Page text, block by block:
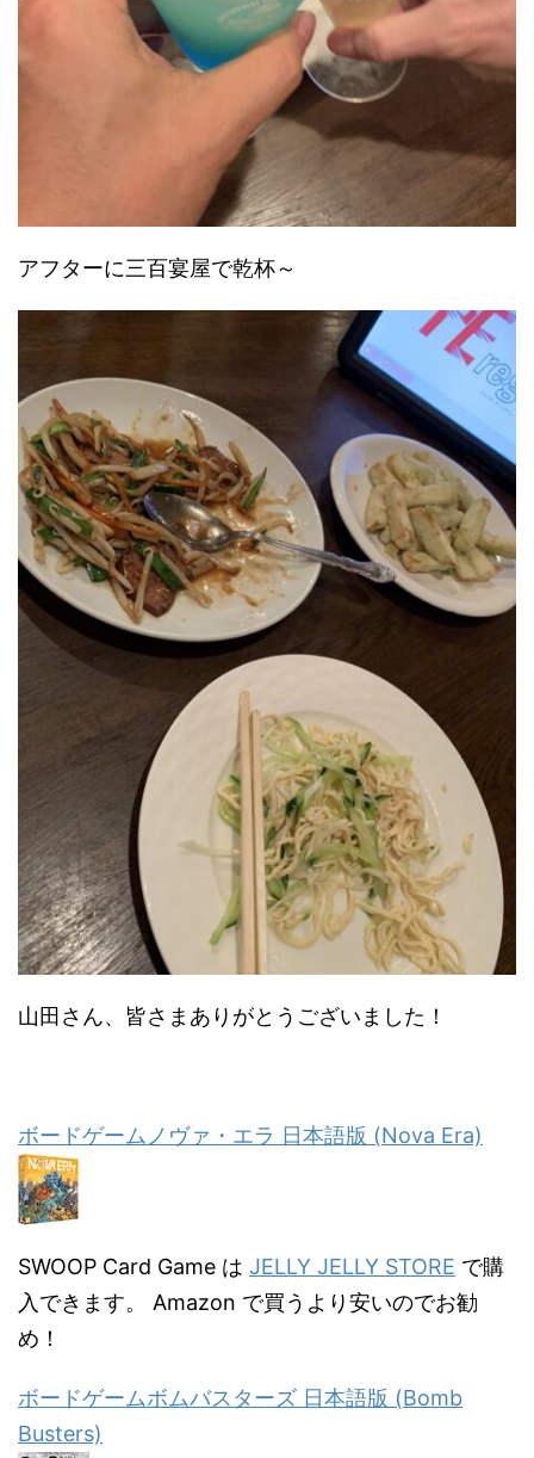
アフターに三百宴屋で乾杯～
山田さん、皆さまありがとうございました！
ボードゲームノヴァ・エラ 日本語版 (Nova Era)
SWOOP Card Game は JELLY JELLY STORE で購
入できます。 Amazon で買うより安いのでお勧
め！
ボードゲームボムバスターズ 日本語版 (Bomb
Busters)